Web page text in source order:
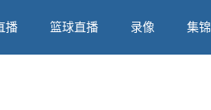
播 篮球直播 录像 集锦